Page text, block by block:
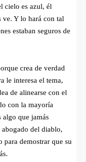
cielo es azul, él
ve. Y lo hará con tal
estaban seguros de
crea de verdad
le interesa el tema,
de alinearse con el
con la mayoría
algo que jamás
del diablo,
demostrar que su